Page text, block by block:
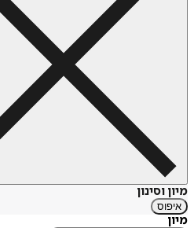
מיון וסינון
איפוס
מיון